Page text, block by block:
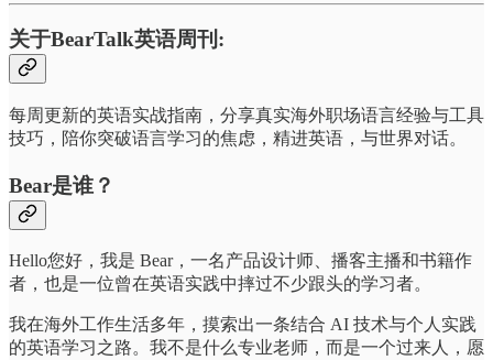
关于BearTalk英语周刊:
每周更新的英语实战指南，分享真实海外职场语言经验与工具
技巧，陪你突破语言学习的焦虑，精进英语，与世界对话。
Bear是谁？
Hello您好，我是 Bear，一名产品设计师、播客主播和书籍作
者，也是一位曾在英语实践中摔过不少跟头的学习者。
我在海外工作生活多年，摸索出一条结合 AI 技术与个人实践
的英语学习之路。我不是什么专业老师，而是一个过来人，愿